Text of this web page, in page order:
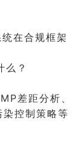
在合规框架
么？
差距分析、
控制策略等